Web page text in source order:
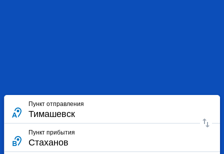
Пункт отправления
Пункт прибытия